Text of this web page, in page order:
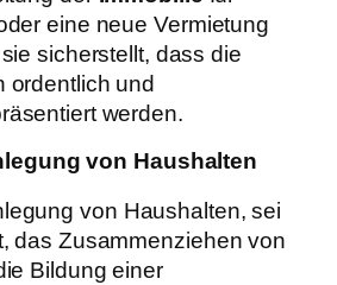
eine neue Vermietung
sicherstellt, dass die
ordentlich und
werden.
von Haushalten
von Haushalten, sei
das Zusammenziehen von
Bildung einer